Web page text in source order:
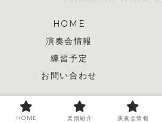
HOME
演奏会情報
練習予定
お問い合わせ
© 2025 市川ウインドオ
HOME 楽団紹介 演奏会情報